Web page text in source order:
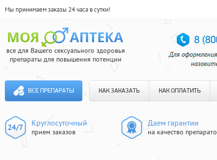
Мы принимаем заказы 24 часа в сутки!
все для Вашего сексуального здоровья
препараты для повышения потенции
ВСЕ ПРЕПАРАТЫ КАК ЗАКАЗАТЬ КАК ОПЛАТИТЬ
Круглосуточный
прием заказов
Даем гарантии
на качество